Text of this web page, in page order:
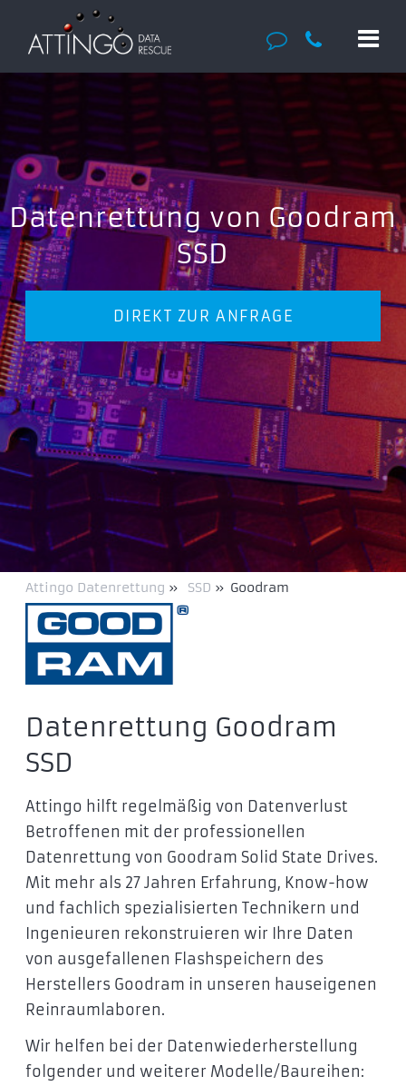
Datenrettung von Goodram
SSD
DIREKT ZUR ANFRAGE
Attingo Datenrettung » SSD » Goodram
Datenrettung Goodram
SSD
Attingo hilft regelmäßig von Datenverlust
Betroffenen mit der professionellen
Datenrettung von Goodram Solid State Drives.
Mit mehr als 27 Jahren Erfahrung, Know-how
und fachlich spezialisierten Technikern und
Ingenieuren rekonstruieren wir Ihre Daten
von ausgefallenen Flashspeichern des
Herstellers Goodram in unseren hauseigenen
Reinraumlaboren.
Wir helfen bei der Datenwiederherstellung
folgender und weiterer Modelle/Baureihen: